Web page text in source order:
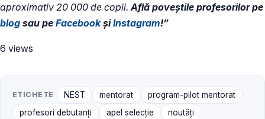
aproximativ 20 000 de copii. Află poveştile profesorilor pe
blog sau pe FacebookșiInstagram!”
6 views
ETICHETE NEST mentorat
program-pilot mentorat
profesori debutanți
apel selecție noutăți